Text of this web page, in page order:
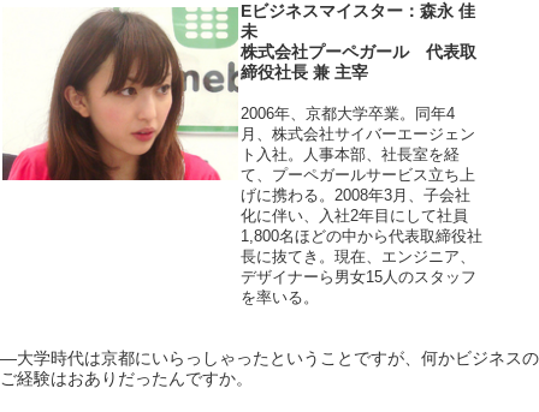
Eビジネスマイスター：森永 佳
未
株式会社プーペガール 代表取
締役社長 兼 主宰
2006年、京都大学卒業。同年4
月、株式会社サイバーエージェン
ト入社。人事本部、社長室を経
て、プーペガールサービス立ち上
げに携わる。2008年3月、子会社
化に伴い、入社2年目にして社員
1,800名ほどの中から代表取締役社
長に抜てき。現在、エンジニア、
デザイナーら男女15人のスタッフ
を率いる。
―大学時代は京都にいらっしゃったということですが、何かビジネスの
ご経験はおありだったんですか。